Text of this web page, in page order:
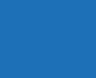
düşmesidir.
geçildiğinde,
fiyatı arasındaki
marjları elde
uygulanan